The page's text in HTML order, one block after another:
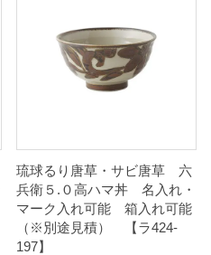
琉球るり唐草・サビ唐草 六
兵衛５.０高ハマ丼 名入れ・
マーク入れ可能 箱入れ可能
（※別途見積） 【ラ424-
197】